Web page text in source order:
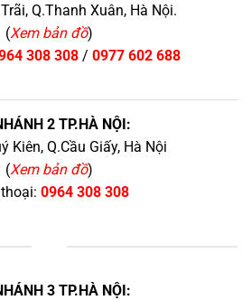
Q.Thanh Xuân, Hà Nội.
(Xem bản đồ)
308 308/ 0977 602 688
2 TP.HÀ NỘI:
Kiên, Q.Cầu Giấy, Hà Nội
(Xem bản đồ)
0964 308 308
3 TP.HÀ NỘI: